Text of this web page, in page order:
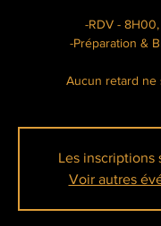
-RDV -
-Préparation &
Aucun retard ne
Les inscriptions
Voir autres